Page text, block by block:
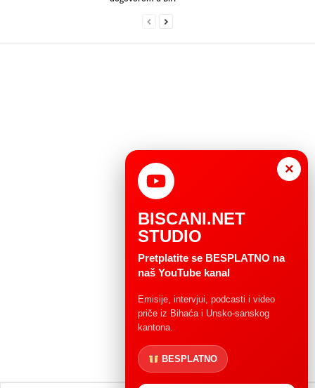
×
BISCANI.NET
STUDIO
Pretplatite se BESPLATNO na
naš YouTube kanal
Emisije, intervjui, podcasti i video
priče iz Bihaća i Unsko-sanskog
kantona.
BESPLATNO